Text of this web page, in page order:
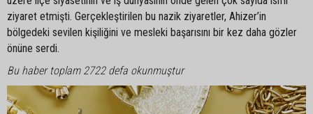
ziyaret etmişti. Gerçekleştirilen bu nazik ziyaretler, Ahizer’in
bölgedeki sevilen kişiliğini ve mesleki başarısını bir kez daha gözler
önüne serdi.
Bu haber toplam 2722 defa okunmuştur